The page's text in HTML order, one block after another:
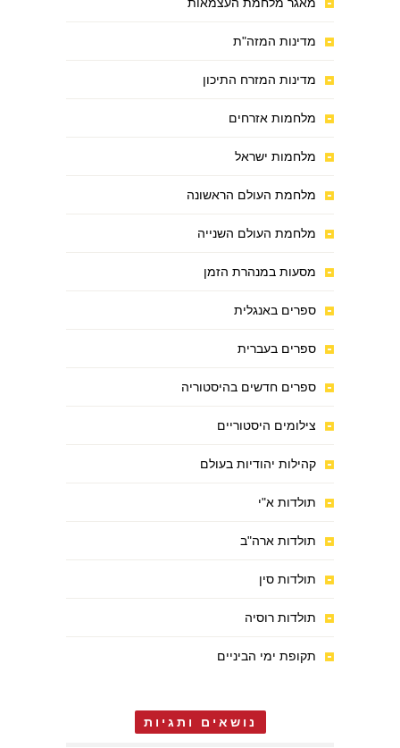
מאגר מלחמת העצמאות
מדינות המזה"ת
מדינות המזרח התיכון
מלחמות אזרחים
מלחמות ישראל
מלחמת העולם הראשונה
מלחמת העולם השנייה
מסעות במנהרת הזמן
ספרים באנגלית
ספרים בעברית
ספרים חדשים בהיסטוריה
צילומים היסטוריים
קהילות יהודיות בעולם
תולדות א"י
תולדות ארה"ב
תולדות סין
תולדות רוסיה
תקופת ימי הביניים
נושאים ותגיות